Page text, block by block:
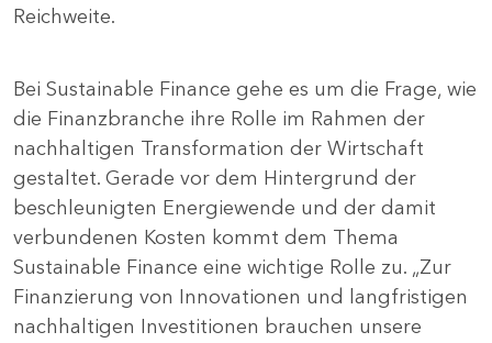
Reichweite.
Bei Sustainable Finance gehe es um die Frage, wie
die Finanzbranche ihre Rolle im Rahmen der
nachhaltigen Transformation der Wirtschaft
gestaltet. Gerade vor dem Hintergrund der
beschleunigten Energiewende und der damit
verbundenen Kosten kommt dem Thema
Sustainable Finance eine wichtige Rolle zu. „Zur
Finanzierung von Innovationen und langfristigen
nachhaltigen Investitionen brauchen unsere